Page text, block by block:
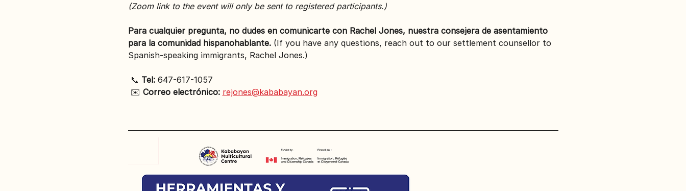
(Zoom link to the event will only be sent to registered participants.)
Para cualquier pregunta, no dudes en comunicarte con Rachel Jones, nuestra consejera de asentamiento
para la comunidad hispanohablante. (If you have any questions, reach out to our settlement counsellor to
Spanish-speaking immigrants, Rachel Jones.)
📞 Tel: 647-617-1057
✉️ Correo electrónico: rejones@kababayan.org